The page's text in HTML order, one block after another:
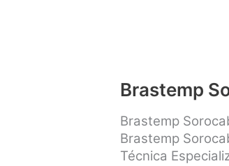
Brastemp
Brastemp
Brastemp
Técnica